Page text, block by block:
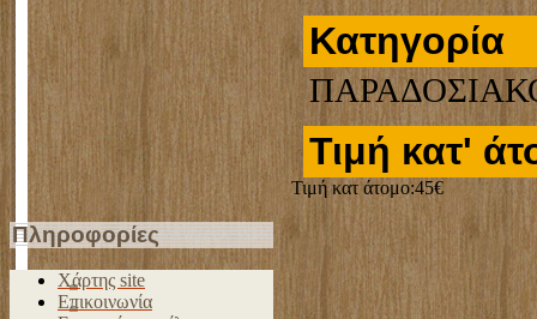
Κατηγορία
Τιμή κατ'
Τιμή κατ άτομο:45€
Πληροφορίες
Χάρτης site
Επικοινωνία
ΞΕΝΩΝΑΣ